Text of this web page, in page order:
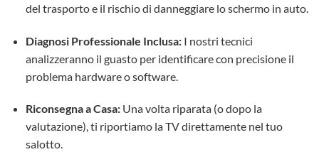
del trasporto e il rischio di danneggiare lo schermo in auto.
Diagnosi Professionale Inclusa:I nostri tecnici
analizzeranno il guasto per identificare con precisione il
problema hardware o software.
Riconsegna a Casa:Una volta riparata (o dopo la
valutazione), ti riportiamo la TV direttamente nel tuo
salotto.